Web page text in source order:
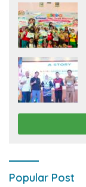
Popular Post